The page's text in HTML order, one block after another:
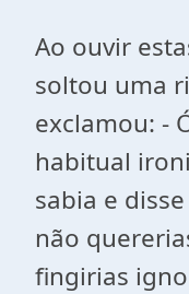
Ao ouvir
soltou uma
exclamou: -
habitual
sabia e
não
fingirias